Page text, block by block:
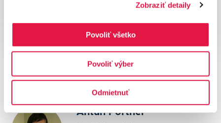
Zobraziť detaily
Povoliť všetko
Povoliť výber
Odmietnuť
Prodaja
Antun Portner